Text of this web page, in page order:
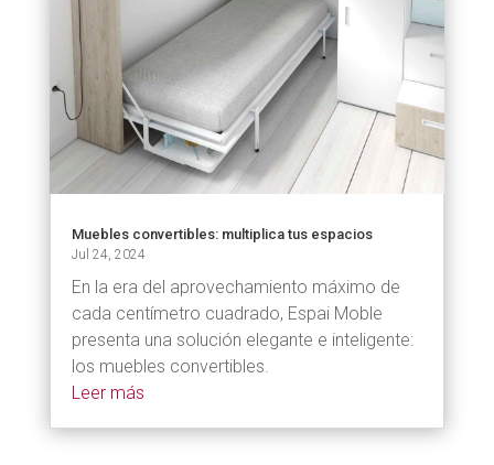
Muebles convertibles: multiplica tus espacios
Jul 24, 2024
En la era del aprovechamiento máximo de
cada centímetro cuadrado, Espai Moble
presenta una solución elegante e inteligente:
los muebles convertibles.
Leer más